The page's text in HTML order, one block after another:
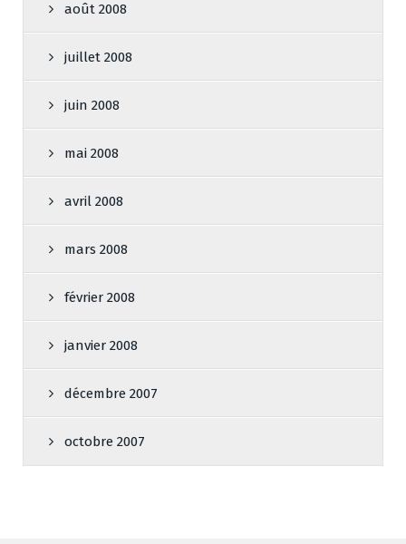
août 2008
juillet 2008
juin 2008
mai 2008
avril 2008
mars 2008
février 2008
janvier 2008
décembre 2007
octobre 2007